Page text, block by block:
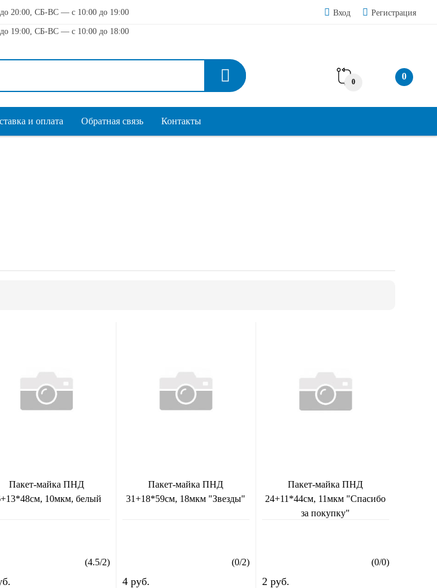
20:00, СБ-ВС — с 10:00 до 19:00
19:00, СБ-ВС — с 10:00 до 18:00
Вход Регистрация
0
0
и оплата Обратная связь Контакты
Пакет-майка ПНД
10мкм, белый
(4.5/2)
Пакет-майка ПНД
31+18*59см, 18мкм "Звезды"
(0/2)
4 руб.
Пакет-майка ПНД
24+11*44см, 11мкм "Спасибо
за покупку"
(0/0)
2 руб.